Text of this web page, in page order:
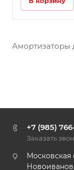
Амортизаторы
+7 (985)
Заказать
Московская